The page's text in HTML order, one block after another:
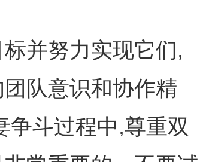
并努力实现它们,
队意识和协作精
争斗过程中,尊重双